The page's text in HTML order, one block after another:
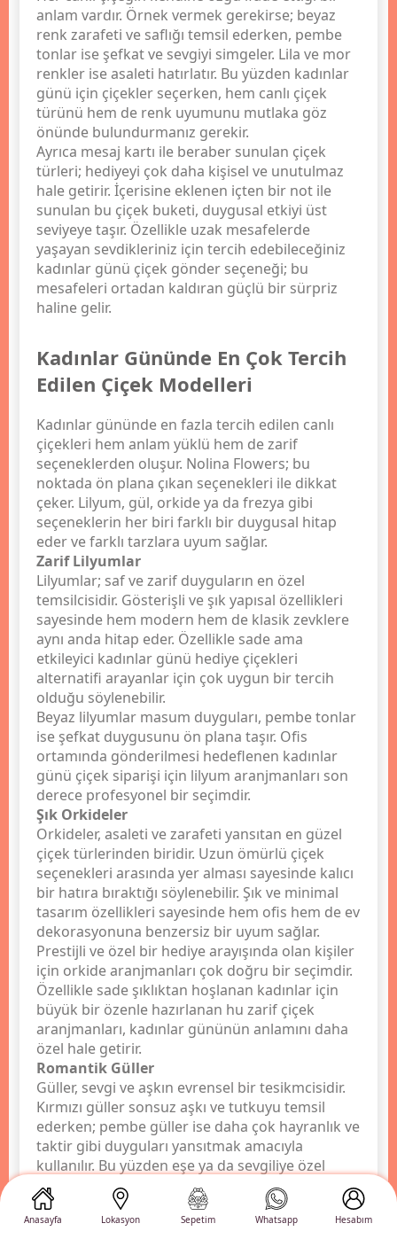
anlam vardır. Örnek vermek gerekirse; beyaz
renk zarafeti ve saflığı temsil ederken, pembe
tonlar ise şefkat ve sevgiyi simgeler. Lila ve mor
renkler ise asaleti hatırlatır. Bu yüzden kadınlar
günü için çiçekler seçerken, hem canlı çiçek
türünü hem de renk uyumunu mutlaka göz
önünde bulundurmanız gerekir.
Ayrıca mesaj kartı ile beraber sunulan çiçek
türleri; hediyeyi çok daha kişisel ve unutulmaz
hale getirir. İçerisine eklenen içten bir not ile
sunulan bu çiçek buketi, duygusal etkiyi üst
seviyeye taşır. Özellikle uzak mesafelerde
yaşayan sevdikleriniz için tercih edebileceğiniz
kadınlar günü çiçek gönder seçeneği; bu
mesafeleri ortadan kaldıran güçlü bir sürpriz
haline gelir.
Kadınlar Gününde En Çok Tercih
Edilen Çiçek Modelleri
Kadınlar gününde en fazla tercih edilen canlı
çiçekleri hem anlam yüklü hem de zarif
seçeneklerden oluşur. Nolina Flowers; bu
noktada ön plana çıkan seçenekleri ile dikkat
çeker. Lilyum, gül, orkide ya da frezya gibi
seçeneklerin her biri farklı bir duygusal hitap
eder ve farklı tarzlara uyum sağlar.
Zarif Lilyumlar
Lilyumlar; saf ve zarif duyguların en özel
temsilcisidir. Gösterişli ve şık yapısal özellikleri
sayesinde hem modern hem de klasik zevklere
aynı anda hitap eder. Özellikle sade ama
etkileyici kadınlar günü hediye çiçekleri
alternatifi arayanlar için çok uygun bir tercih
olduğu söylenebilir.
Beyaz lilyumlar masum duyguları, pembe tonlar
ise şefkat duygusunu ön plana taşır. Ofis
ortamında gönderilmesi hedeflenen kadınlar
günü çiçek siparişi için lilyum aranjmanları son
derece profesyonel bir seçimdir.
Şık Orkideler
Orkideler, asaleti ve zarafeti yansıtan en güzel
çiçek türlerinden biridir. Uzun ömürlü çiçek
seçenekleri arasında yer alması sayesinde kalıcı
bir hatıra bıraktığı söylenebilir. Şık ve minimal
tasarım özellikleri sayesinde hem ofis hem de ev
dekorasyonuna benzersiz bir uyum sağlar.
Prestijli ve özel bir hediye arayışında olan kişiler
için orkide aranjmanları çok doğru bir seçimdir.
Özellikle sade şıklıktan hoşlanan kadınlar için
büyük bir özenle hazırlanan hu zarif çiçek
aranjmanları, kadınlar gününün anlamını daha
özel hale getirir.
Romantik Güller
Güller, sevgi ve aşkın evrensel bir tesikmcisidir.
Kırmızı güller sonsuz aşkı ve tutkuyu temsil
ederken; pembe güller ise daha çok hayranlık ve
taktir gibi duyguları yansıtmak amacıyla
kullanılır. Bu yüzden eşe ya da sevgiliye özel
hazırlanan bir kadınlar günü buketi için en fazla
tercih edilen seçenekler arasındadır. Tek renk
klasik buketlerden modern tasarım detayları
Anasayfa Lokasyon Sepetim Whatsapp Hesabım